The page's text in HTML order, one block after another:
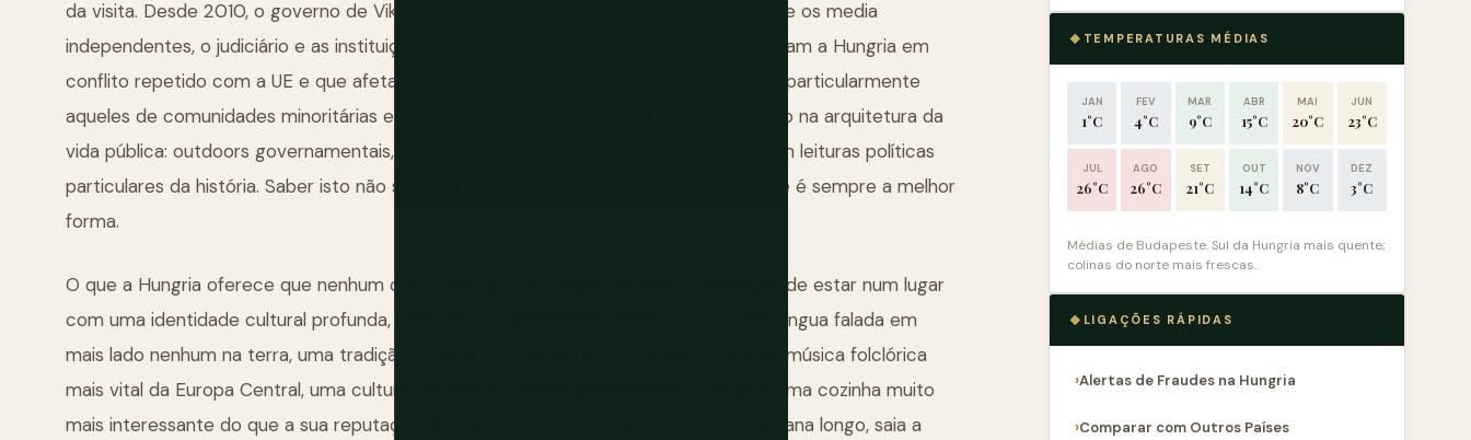
da visita. Desde 2010, o governo de Viktor Orbán tem enfraquecido sistematicamente os media
independentes, o judiciário e as instituições da sociedade civil, de formas que colocaram a Hungria em
conflito repetido com a UE e que afetam a vida quotidiana dos cidadãos húngaros — particularmente
aqueles de comunidades minoritárias e da comunidade LGBTQ+. Verá evidências disto na arquitetura da
vida pública: outdoors governamentais, domínio dos media estatais, monumentos com leituras políticas
particulares da história. Saber isto não significa não ir. Significa ir de olhos abertos, que é sempre a melhor
forma.
O que a Hungria oferece que nenhum outro país replica completamente: a sensação de estar num lugar
com uma identidade cultural profunda, específica e ligeiramente melancólica — uma língua falada em
mais lado nenhum na terra, uma tradição musical que vai de Liszt e Bartók à cena de música folclórica
mais vital da Europa Central, uma cultura de banhos termais genuinamente antiga e uma cozinha muito
mais interessante do que a sua reputação de exportação. Venha para um fim de semana longo, saia a
TEMPERATURAS MÉDIAS
JAN
1°C
FEV
4°C
MAR
9°C
ABR
15°C
MAI
20°C
JUN
23°C
JUL
26°C
AGO
26°C
SET
21°C
OUT
14°C
NOV
8°C
DEZ
3°C
Médias de Budapeste. Sul da Hungria mais quente;
colinas do norte mais frescas.
LIGAÇÕES RÁPIDAS
Alertas de Fraudes na Hungria
Comparar com Outros Países